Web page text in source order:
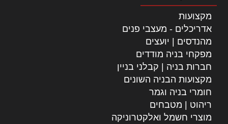
מקצועות
אדריכלים - מעצבי פנים
מהנדסים | יועצים
מפקחי בניה מודדים
חברות בניה | קבלני בניין
מקצועות הבניה השונים
חומרי בניה וגמר
ריהוט | מטבחים
מוצרי חשמל ואלקטרוניקה